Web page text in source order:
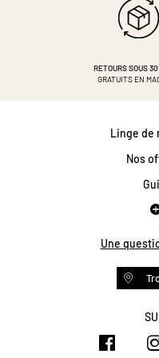
RETOURS SOUS
GRATUITS EN
Linge de
Nos
Une